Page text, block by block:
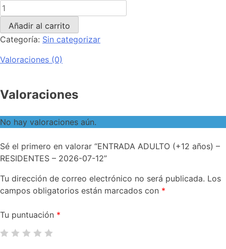
Añadir al carrito
Categoría: Sin categorizar
Valoraciones (0)
Valoraciones
No hay valoraciones aún.
Sé el primero en valorar “ENTRADA ADULTO (+12 años) –
RESIDENTES – 2026-07-12”
Tu dirección de correo electrónico no será publicada. Los
campos obligatorios están marcados con *
Tu puntuación *